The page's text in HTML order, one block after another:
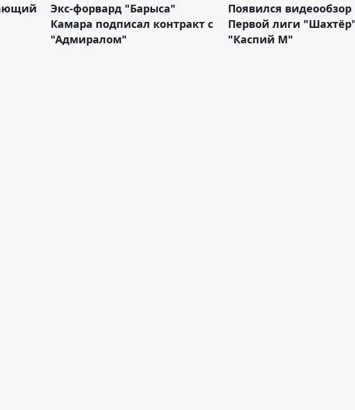
Экс-форвард "Барыса"
Камара подписал контракт с
"Адмиралом"
Появился
Первой лиги
"Каспий М"